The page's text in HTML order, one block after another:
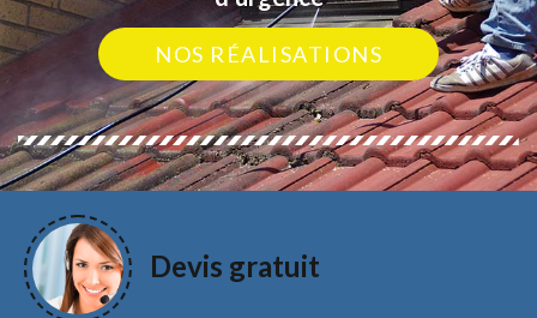
NOS RÉALISATIONS
Devis gratuit